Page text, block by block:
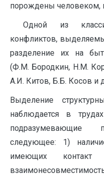
порождены человеком,
Одной из
конфликтов,
разделение их на
(Ф.М. Бородкин, Н.М.
А.И. Китов, Б.Б. Косов и
Выделение
наблюдается в
подразумевающие
следующее: 1)
имеющих